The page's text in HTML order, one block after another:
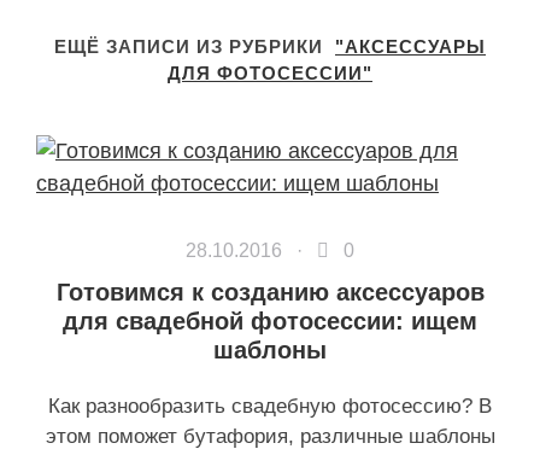
ЕЩЁ ЗАПИСИ ИЗ РУБРИКИ "АКСЕССУАРЫ
ДЛЯ ФОТОСЕССИИ"
28.10.2016 · 0
Готовимся к созданию аксессуаров
для свадебной фотосессии: ищем
шаблоны
Как разнообразить свадебную фотосессию? В
этом поможет бутафория, различные шаблоны